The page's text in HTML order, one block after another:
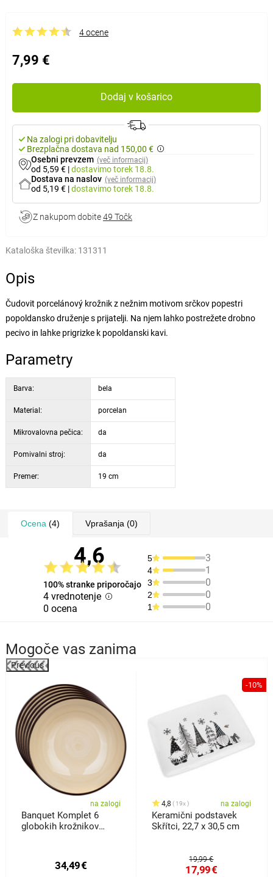
4 ocene
7,99 €
Dodaj v košarico
Na zalogi pri dobavitelju
Brezplačna dostava nad 150,00 €
Osebni prevzem (več informacij)
od 5,59 € |dostavimotorek 18.8.
Dostava na naslov (več informacij)
od 5,19 € |dostavimotorek 18.8.
Z nakupom dobite49 Točk
Kataloška številka: 131311
Opis
Čudovit porcelánový krožnik z nežnim motivom srčkov popestri
popoldansko druženje s prijatelji. Na njem lahko postrežete drobno
pecivo in lahke prigrizke k popoldanski kavi.
Parametry
Barva: bela
Material: porcelan
Mikrovalovna pečica: da
Pomivalni stroj: da
Premer: 19 cm
Ocena (4) Vprašanja (0)
4,6
100% stranke priporočajo
4 vrednotenje
0 ocena
5 3
4 1
3 0
2 0
1 0
Mogoče vas zanima
Previous
na zalogi
Banquet Komplet 6
globokih krožnikov
34,49€
-10%
4,8 19x na zalogi
Keramični podstavek
Skřítci, 22,7 x 30,5 cm
19,99 €
17,99€